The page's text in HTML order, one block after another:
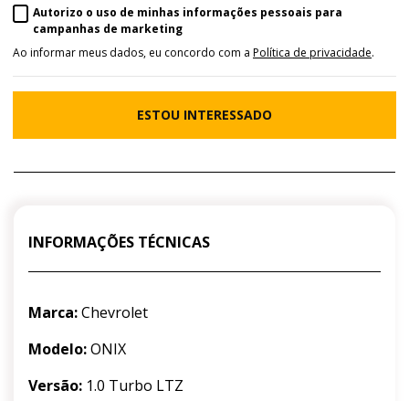
Autorizo o uso de minhas informações pessoais para
campanhas de marketing
Ao informar meus dados, eu concordo com a Política de privacidade.
ESTOU INTERESSADO
INFORMAÇÕES TÉCNICAS
Marca:Chevrolet
Modelo:ONIX
Versão: 1.0 Turbo LTZ